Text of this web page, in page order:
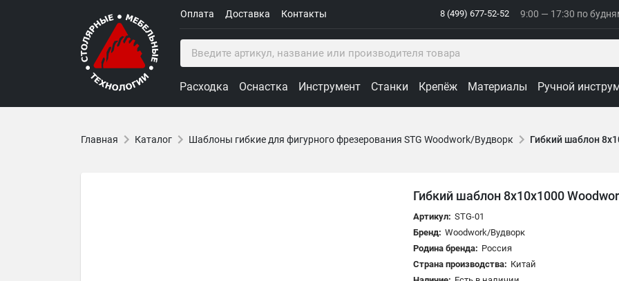
Оплата Доставка Контакты 8 (499) 677-52-52 9:00 — 17:30 по
Расходка Оснастка Инструмент Станки Крепёж Материалы Ручной
Главная Каталог Шаблоны гибкие для фигурного фрезерования STG Woodwork/Вудворк Гибкий шаблон
Гибкий шаблон 8х10х1000
Артикул: STG-01
Бренд: Woodwork/Вудворк
Родина бренда: Россия
Страна производства: Китай